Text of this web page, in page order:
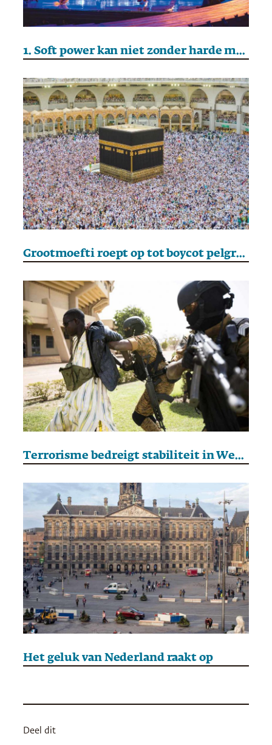
1. Soft power kan niet zonder harde militaire macht
Grootmoefti roept op tot boycot pelgrimstocht
Terrorisme bedreigt stabiliteit in West-Afrika
Het geluk van Nederland raakt op
Deel dit